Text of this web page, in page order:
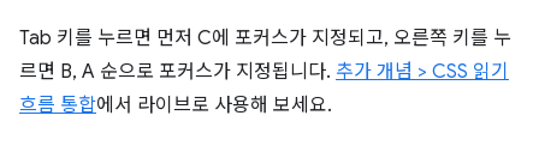
Tab 키를 누르면 먼저 C에 포커스가 지정되고, 오른쪽 키를 누
르면 B, A 순으로 포커스가 지정됩니다. 추가 개념 > CSS 읽기
흐름 통합에서 라이브로 사용해 보세요.